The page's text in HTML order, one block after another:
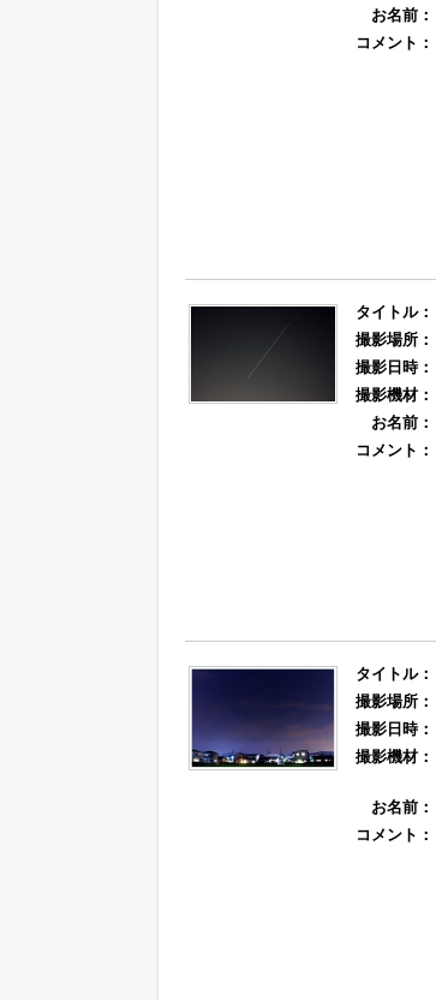
お名前：
コメント：
タイトル：
撮影場所：
撮影日時：
撮影機材：
お名前：
コメント：
タイトル：
撮影場所：
撮影日時：
撮影機材：
お名前：
コメント：